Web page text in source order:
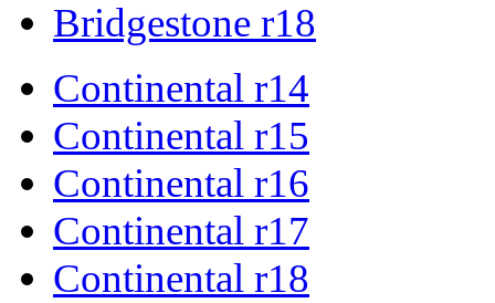
Bridgestone r18
Continental r14
Continental r15
Continental r16
Continental r17
Continental r18